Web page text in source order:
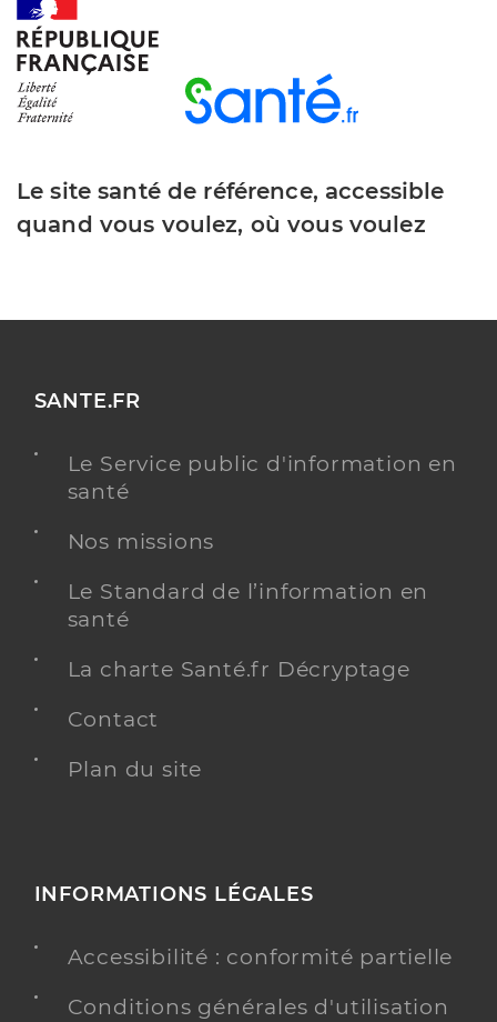
Le site santé de référence, accessible
quand vous voulez, où vous voulez
SANTE.FR
Le Service public d'information en
santé
Nos missions
Le Standard de l’information en
santé
La charte Santé.fr Décryptage
Contact
Plan du site
INFORMATIONS LÉGALES
Accessibilité : conformité partielle
Conditions générales d'utilisation